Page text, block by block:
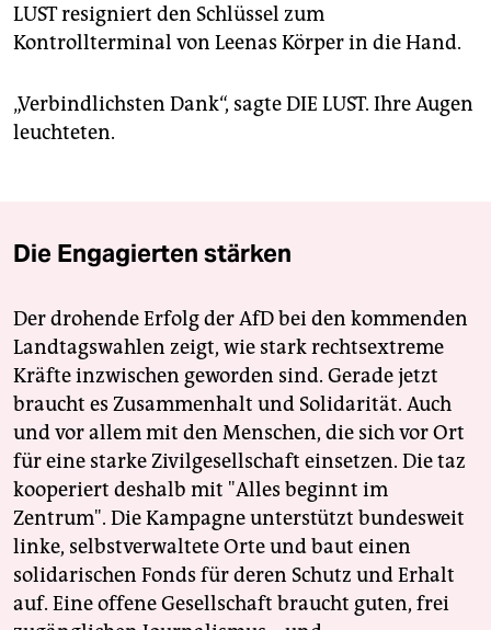
LUST resigniert den Schlüssel zum
Kontrollterminal von Leenas Körper in die Hand.
„Verbindlichsten Dank“, sagte DIE LUST. Ihre Augen
leuchteten.
Die Engagierten stärken
Der drohende Erfolg der AfD bei den kommenden
Landtagswahlen zeigt, wie stark rechtsextreme
Kräfte inzwischen geworden sind. Gerade jetzt
braucht es Zusammenhalt und Solidarität. Auch
und vor allem mit den Menschen, die sich vor Ort
für eine starke Zivilgesellschaft einsetzen. Die taz
kooperiert deshalb mit "Alles beginnt im
Zentrum". Die Kampagne unterstützt bundesweit
linke, selbstverwaltete Orte und baut einen
solidarischen Fonds für deren Schutz und Erhalt
auf. Eine offene Gesellschaft braucht guten, frei